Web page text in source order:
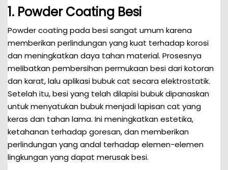
1. Powder Coating Besi
Powder coating pada besi sangat umum karena
memberikan perlindungan yang kuat terhadap korosi
dan meningkatkan daya tahan material. Prosesnya
melibatkan pembersihan permukaan besi dari kotoran
dan karat, lalu aplikasi bubuk cat secara elektrostatik.
Setelah itu, besi yang telah dilapisi bubuk dipanaskan
untuk menyatukan bubuk menjadi lapisan cat yang
keras dan tahan lama. Ini meningkatkan estetika,
ketahanan terhadap goresan, dan memberikan
perlindungan yang andal terhadap elemen-elemen
lingkungan yang dapat merusak besi.